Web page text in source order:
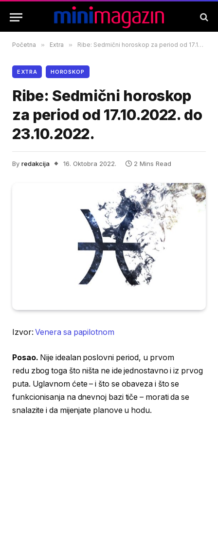
Početna » Extra » Ribe: Sedmični horoskop za period od 17.10.2022. do 23.10.2022.
EXTRA HOROSKOP
Ribe: Sedmični horoskop
za period od 17.10.2022. do
23.10.2022.
By redakcija 16. Oktobra 2022. 2 Mins Read
Izvor:Venera sa papilotnom
Posao. Nije idealan poslovni period, u prvom
redu zbog toga što ništa ne ide jednostavno i iz prvog
puta. Uglavnom ćete – i što se obaveza i što se
funkcionisanja na dnevnoj bazi tiče – morati da se
snalazite i da mijenjate planove u hodu.